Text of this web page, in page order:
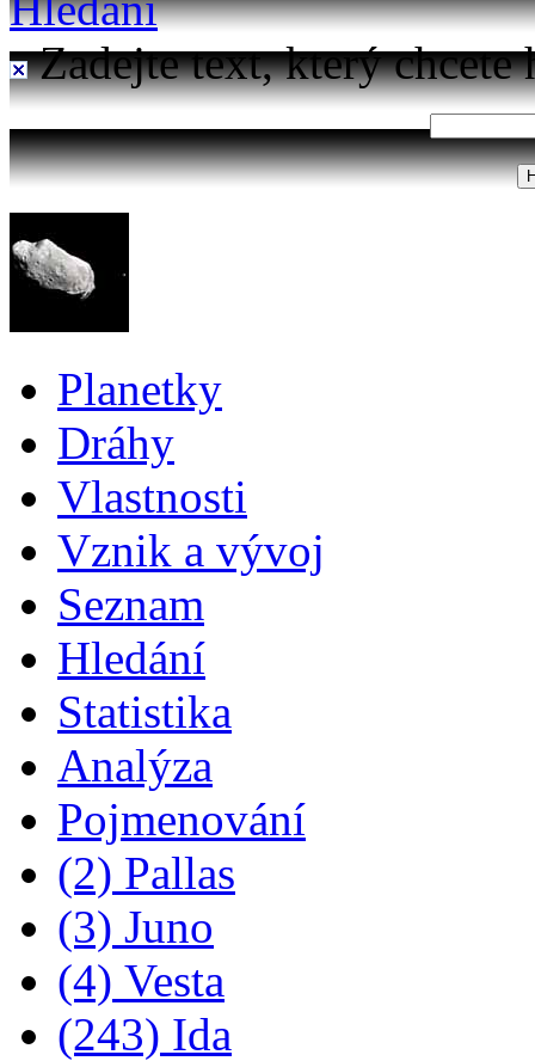
Zadejte text, který chcete
Planetky
Dráhy
Vlastnosti
Vznik a vývoj
Seznam
Hledání
Statistika
Analýza
Pojmenování
(2) Pallas
(3) Juno
(4) Vesta
(243) Ida